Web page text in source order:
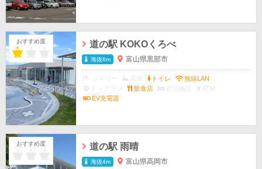
おすすめ度 道の駅 KOKOくろべ
海抜6m 富山県黒部市
トイレ
無線LAN
ドッグラン
飲食店 宿泊施設
ATM
EV充電器
おすすめ度 道の駅 雨晴
海抜4m 富山県高岡市